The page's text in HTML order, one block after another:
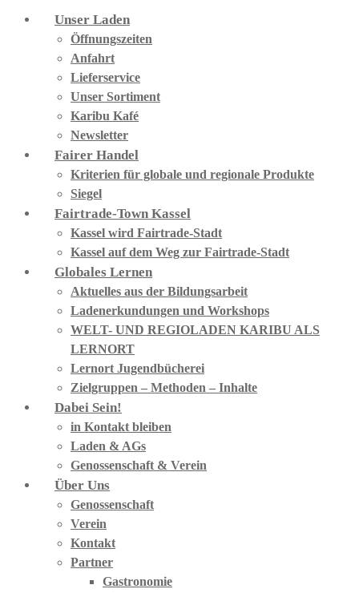
Unser Laden
Öffnungszeiten
Anfahrt
Lieferservice
Unser Sortiment
Karibu Kafé
Newsletter
Fairer Handel
Kriterien für globale und regionale Produkte
Siegel
Fairtrade-Town Kassel
Kassel wird Fairtrade-Stadt
Kassel auf dem Weg zur Fairtrade-Stadt
Globales Lernen
Aktuelles aus der Bildungsarbeit
Ladenerkundungen und Workshops
WELT- UND REGIOLADEN KARIBU ALS
LERNORT
Lernort Jugendbücherei
Zielgruppen – Methoden – Inhalte
Dabei Sein!
in Kontakt bleiben
Laden & AGs
Genossenschaft & Verein
Über Uns
Genossenschaft
Verein
Kontakt
Partner
Gastronomie